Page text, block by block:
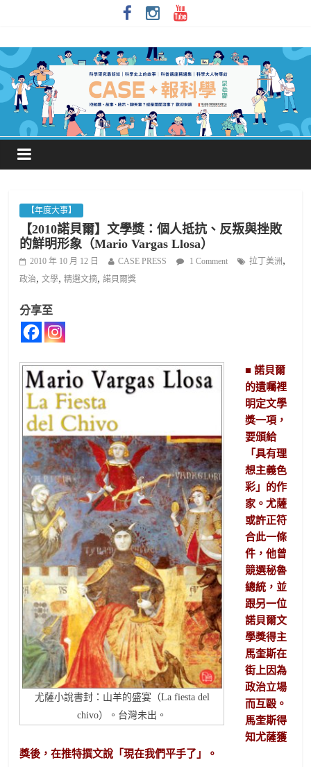
【年度大事】
【2010諾貝爾】文學獎：個人抵抗、反叛與挫敗
的鮮明形象（Mario Vargas Llosa）
2010 年 10 月 12 日 CASE PRESS 1 Comment 拉丁美洲 ,
政治,文學,精選文摘,諾貝爾獎
分享至
尤薩小說書封：山羊的盛宴（La fiesta del
chivo）。台灣未出。
■ 諾貝爾
的遺囑裡
明定文學
獎一項，
要頒給
「具有理
想主義色
彩」的作
家。尤薩
或許正符
合此一條
件，他曾
競選秘魯
總統，並
跟另一位
諾貝爾文
學獎得主
馬奎斯在
街上因為
政治立場
而互毆。
馬奎斯得
知尤薩獲
獎後，在推特撰文說「現在我們平手了」。